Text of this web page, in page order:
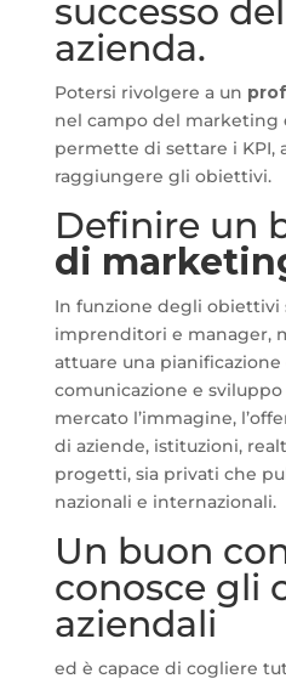
successo
azienda.
Potersi rivolgere a un
nel campo del marketing
permette di settare i KPI,
raggiungere gli obiettivi.
Definire un
di
In funzione degli obiettivi
imprenditori e manager,
attuare una
comunicazione e sviluppo
mercato l’immagine,
di aziende, istituzioni,
progetti, sia privati che
nazionali e internazionali.
Un buon
conosce gli
aziendali
ed è capace di cogliere